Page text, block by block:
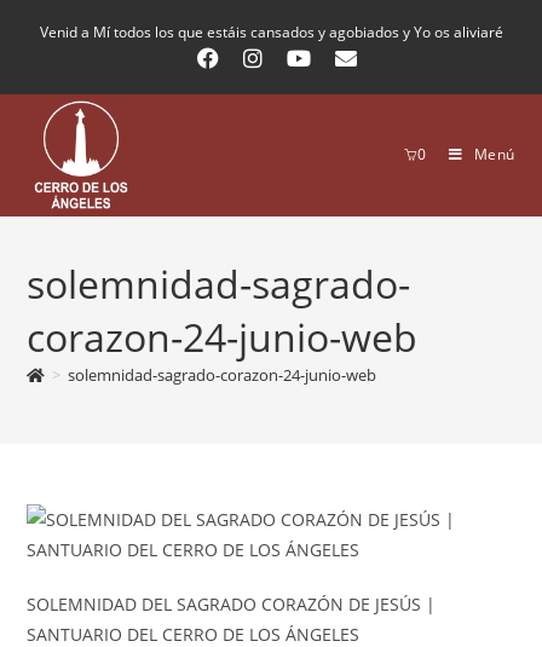
Venid a Mí todos los que estáis cansados y agobiados y Yo os aliviaré
0 Menú
solemnidad-sagrado-
corazon-24-junio-web
> solemnidad-sagrado-corazon-24-junio-web
SOLEMNIDAD DEL SAGRADO CORAZÓN DE JESÚS |
SANTUARIO DEL CERRO DE LOS ÁNGELES